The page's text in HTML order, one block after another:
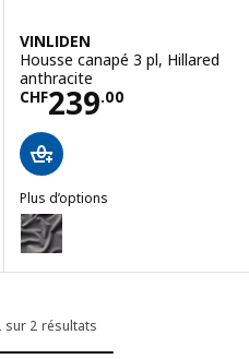
VINLIDEN
Housse canapé 3 pl, Hillared
anthracite
CHF239.00
Prix CHF
Plus d’options
VINLIDEN
Option: VINLIDEN, Housse
sur 2 résultats